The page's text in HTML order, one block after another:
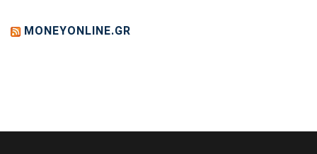
MONEYONLINE.GR